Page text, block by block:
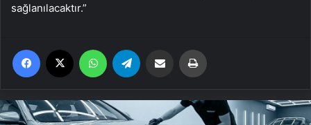
sağlanılacaktır.”
Facebook WhatsApp Email'den paylaş